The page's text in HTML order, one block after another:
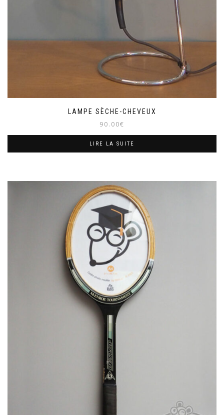
LAMPE SÈCHE-CHEVEUX
90.00€
LIRE LA SUITE